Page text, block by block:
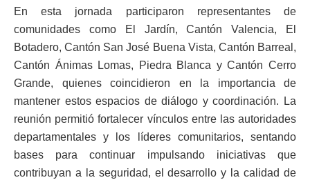
En esta jornada participaron representantes de
comunidades como El Jardín, Cantón Valencia, El
Botadero, Cantón San José Buena Vista, Cantón Barreal,
Cantón Ánimas Lomas, Piedra Blanca y Cantón Cerro
Grande, quienes coincidieron en la importancia de
mantener estos espacios de diálogo y coordinación. La
reunión permitió fortalecer vínculos entre las autoridades
departamentales y los líderes comunitarios, sentando
bases para continuar impulsando iniciativas que
contribuyan a la seguridad, el desarrollo y la calidad de